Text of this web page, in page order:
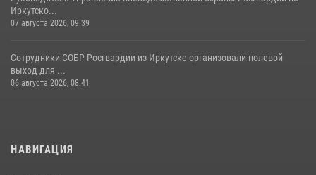
Иркутско...
07 августа 2026, 09:39
Сотрудники СОБР Росгвардии из Иркутске организовали полевой
выход для ...
06 августа 2026, 08:41
НАВИГАЦИЯ